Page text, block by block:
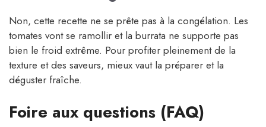
Non, cette recette ne se prête pas à la congélation. Les
tomates vont se ramollir et la burrata ne supporte pas
bien le froid extrême. Pour profiter pleinement de la
texture et des saveurs, mieux vaut la préparer et la
déguster fraîche.
Foire aux questions (FAQ)